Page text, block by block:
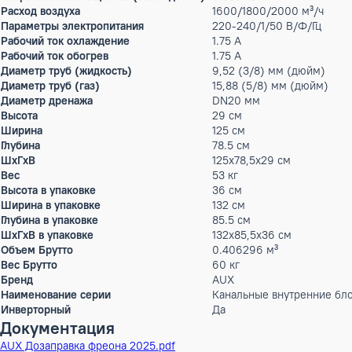
Особенности управления (в комплекте) Настенный
Особенности управления (опционально) Пульт ДУ;
Гарантийный срок производителя, год
2
Тип внутреннего блока
канальные
Статическое давление
50/80 Па
Мощность кондиционера
36 тыс.BTU
Производительность холод
11.2 кВт
Производительность тепло
12.8 кВт
Потребляемая мощность (охлаждение)
0.335 кВт
Расход воздуха
1600/1800/2000 м³/ч
Параметры электропитания
220-240/1/50 В/Ф/Гц
Рабочий ток охлаждение 1.75 А
Рабочий ток обогрев
1.75 А
Диаметр труб (жидкость)
9,52 (3/8) мм
Диаметр труб (газ)
15,88 (5/8) мм
Диаметр дренажа
DN20 мм
Высота
Ширина
125 см
Глубина
ШxГxВ